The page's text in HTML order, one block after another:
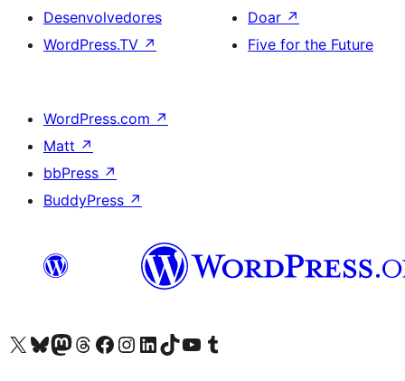
Desenvolvedores
WordPress.TV ↗
Doar ↗
Five for the Future
WordPress.com ↗
Matt ↗
bbPress ↗
BuddyPress ↗
Visita la cuenta de X (anteriormente Twitter)
Visita a nosa conta de Bluesky
Visita a nosa conta de Mastodon
Visita a nosa conta de Threads
Visita a nosa páxina de Facebook
Visita a nosa conta de Instagram
Visita a nosa conta de LinkedIn
Visita a nosa conta de TikTok
Visita a nosa canle de YouTube
Visita a nosa conta de Tumblr